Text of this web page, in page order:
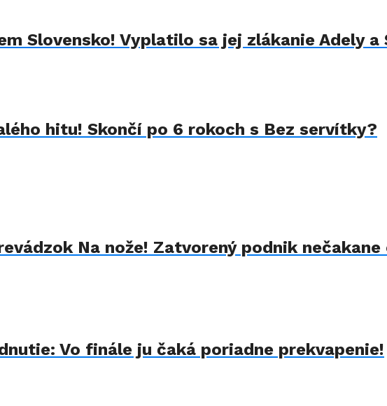
Slovensko! Vyplatilo sa jej zlákanie Adely a
hitu! Skončí po 6 rokoch s Bez servítky?
Na nože! Zatvorený podnik
Vo finále ju čaká poriadne prekvapenie!